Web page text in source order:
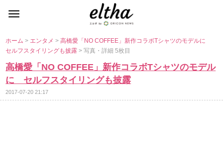
ホーム> エンタメ>高橋愛「NO COFFEE」新作コラボTシャツのモデルに
セルフスタイリングも披露> 写真・詳細 5枚目
高橋愛「NO COFFEE」新作コラボTシャツのモデル
に セルフスタイリングも披露
2017-07-20 21:17